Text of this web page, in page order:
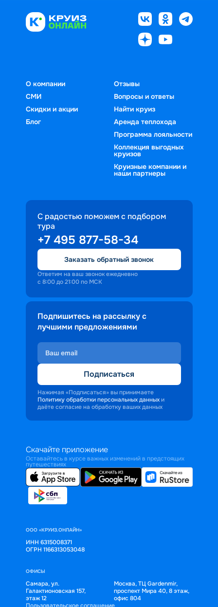
О компании
СМИ
Скидки и акции
Блог
Отзывы
Вопросы и ответы
Найти круиз
Аренда теплохода
Программа лояльности
Коллекция выгодных
круизов
Круизные компании и
наши партнеры
С радостью поможем с подбором
тура
+7 495 877-58-34
Заказать обратный звонок
Ответим на ваш звонок ежедневно
с 8:00 до 21:00 по МСК
Подпишитесь на рассылку с
лучшими предложениями
Подписаться
Нажимая «Подписаться» вы принимаете
Политику обработки персональных данных и
даёте согласие на обработку ваших данных
Скачайте приложение
Оставайтесь в курсе важных изменений в предстоящих
путешествиях
ООО «КРУИЗ.ОНЛАЙН»
ИНН 6315008371
ОГРН 1166313053048
ОФИСЫ
Самара, ул.
Галактионовская 157,
этаж 12
Москва, ТЦ Gardenmir,
проспект Мира 40, 8 этаж,
офис 804